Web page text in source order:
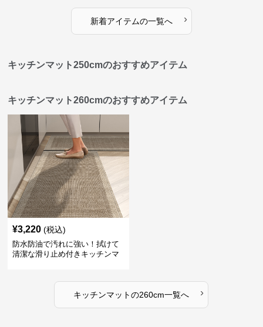
新着アイテムの一覧へ ›
キッチンマット250cmのおすすめアイテム
キッチンマット260cmのおすすめアイテム
¥3,220 (税込)
防水防油で汚れに強い！拭けて
清潔な滑り止め付きキッチンマ
キッチンマットの260cm一覧へ ›